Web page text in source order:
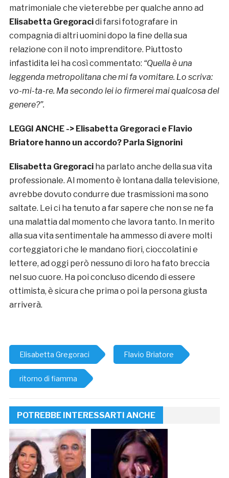
matrimoniale che vieterebbe per qualche anno ad
Elisabetta Gregoracidi farsi fotografare in
compagnia di altri uomini dopo la fine della sua
relazione con il noto imprenditore. Piuttosto
infastidita lei ha così commentato: “Quella è una
leggenda metropolitana che mi fa vomitare. Lo scriva:
vo-mi-ta-re. Ma secondo lei io firmerei mai qualcosa del
genere?”.
LEGGI ANCHE -> Elisabetta Gregoraci e Flavio
Briatore hanno un accordo? Parla Signorini
Elisabetta Gregoraci ha parlato anche della sua vita
professionale. Al momento è lontana dalla televisione,
avrebbe dovuto condurre due trasmissioni ma sono
saltate. Lei ci ha tenuto a far sapere che non se ne fa
una malattia dal momento che lavora tanto. In merito
alla sua vita sentimentale ha ammesso di avere molti
corteggiatori che le mandano fiori, cioccolatini e
lettere, ad oggi però nessuno di loro ha fato breccia
nel suo cuore. Ha poi concluso dicendo di essere
ottimista, è sicura che prima o poi la persona giusta
arriverà.
Elisabetta Gregoraci Flavio Briatore
ritorno di fiamma
POTREBBE INTERESSARTI ANCHE